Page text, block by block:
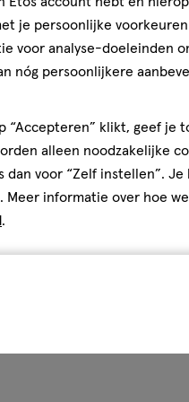
je persoonlijke
voor analyse-doeleinden
nóg persoonlijkere
“Accepteren” klikt, geef je
alleen noodzakelijke
dan voor “Zelf instellen”.
. Meer informatie over hoe
.